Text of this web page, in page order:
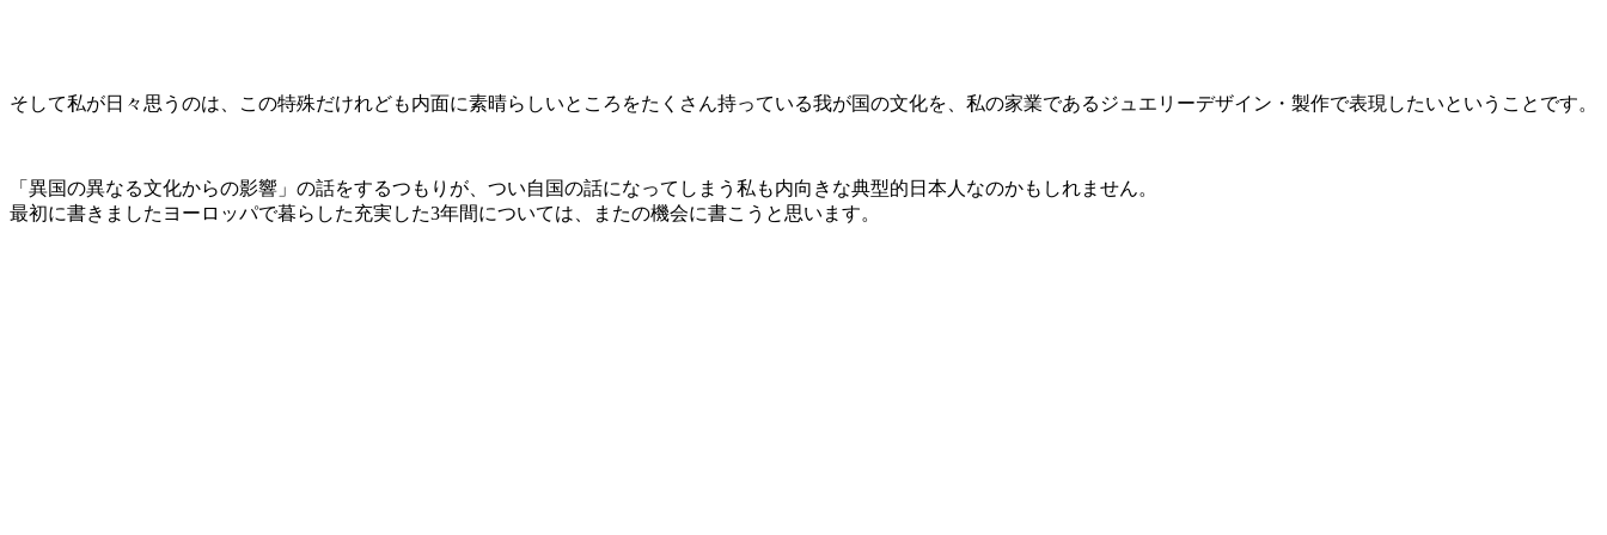
そして私が日々思うのは、この特殊だけれども内面に素晴らしいところをたくさん持っている我が国の文化を、私の家業であるジュエリーデザイン・製作で表現したいということです。
「異国の異なる文化からの影響」の話をするつもりが、つい自国の話になってしまう私も内向きな典型的日本人なのかもしれません。
最初に書きましたヨーロッパで暮らした充実した3年間については、またの機会に書こうと思います。